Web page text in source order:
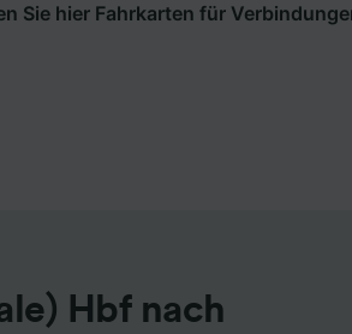
Sie hier Fahrkarten für
Hbf nach